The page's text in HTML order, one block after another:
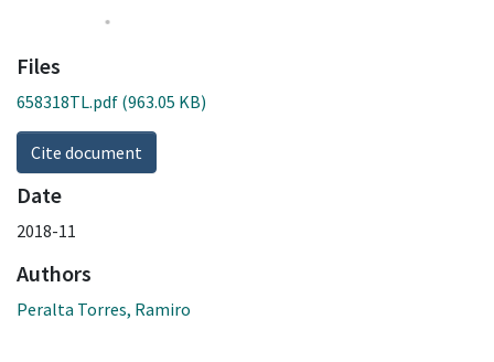
Files
658318TL.pdf (963.05 KB)
Cite document
Date
2018-11
Authors
Peralta Torres, Ramiro